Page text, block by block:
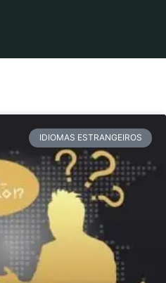
IDIOMAS ESTRANGEIROS